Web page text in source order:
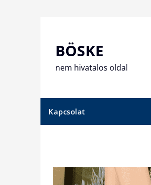
BÖSKE
nem hivatalos oldal
Kapcsolat